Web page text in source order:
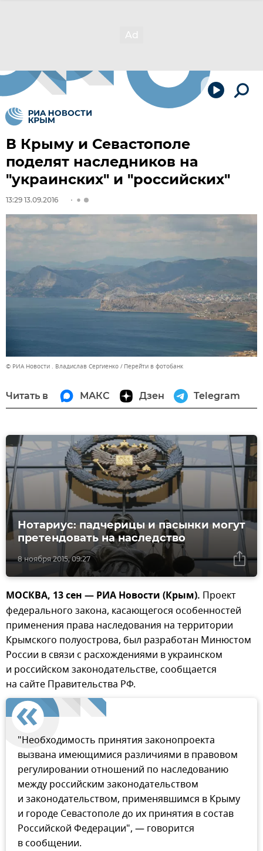
В Крыму и Севастополе
поделят наследников на
"украинских" и "российских"
13:29 13.09.2016
© РИА Новости . Владислав Сергиенко Перейти в фотобанк
Читать в МАКС Дзен Telegram
8 ноября 2015, 09:27
Нотариус: падчерицы и пасынки могут
претендовать на наследство
МОСКВА, 13 сен — РИА Новости (Крым). Проект
федерального закона, касающегося особенностей
применения права наследования на территории
Крымского полуострова, был разработан Минюстом
России в связи с расхождениями в украинском
и российском законодательстве, сообщается
на сайте Правительства РФ.
"Необходимость принятия законопроекта
вызвана имеющимися различиями в правовом
регулировании отношений по наследованию
между российским законодательством
и законодательством, применявшимся в Крыму
и городе Севастополе до их принятия в состав
Российской Федерации", — говорится
в сообщении.